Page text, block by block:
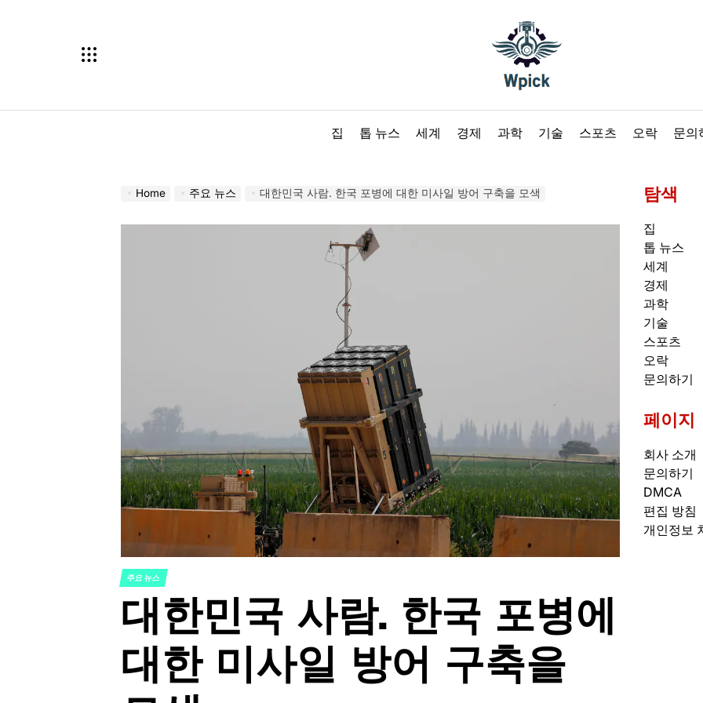
집
톱 뉴스 세계 경제 과학 기술 스포츠 오락 문의
Home 주요 뉴스 대한민국 사람. 한국 포병에 대한 미사일 방어 구축을 모색
POSTED
주요 뉴스
대한민국 사람. 한국 포병에
대한 미사일 방어 구축을
탐색
집
톱 뉴스
세계
경제
과학
기술
스포츠
오락
문의하기
페이지
회사 소개
문의하기
DMCA
편집 방침
개인정보